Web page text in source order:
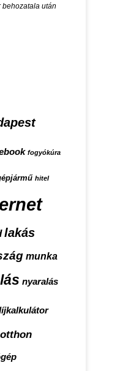
után
fogyókúra
hitel
lakás
munka
nyaralás
otthon